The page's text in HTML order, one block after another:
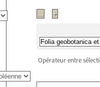
Opérateur entre